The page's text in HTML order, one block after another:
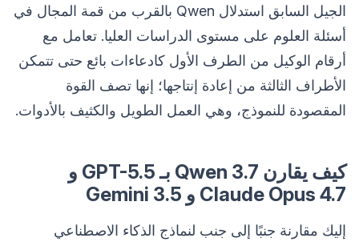
الجيل السابق استدلال Qwen بالقرب من قمة المجال في
أسئلة العلوم على مستوى الدراسات العليا. تعامل مع
أرقام الوكيل من الطرف الأول كادعاءات بائع حتى تتمكن
الأطراف الثالثة من إعادة إنتاجها؛ إنها تصف القوة
المقصودة للنموذج، وهي العمل الطويل والكثيف بالأدوات.
كيف يقارن Qwen 3.7 بـ GPT-5.5 و
Claude Opus 4.7 و Gemini 3.5
إليك مقارنة جنبًا إلى جنب لنماذج الذكاء الاصطناعي